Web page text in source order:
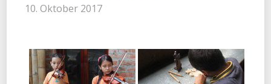
10. Oktober 2017